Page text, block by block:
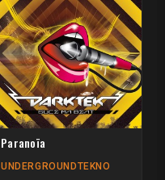
Paranoïa
UNDERGROUNDTEKNO